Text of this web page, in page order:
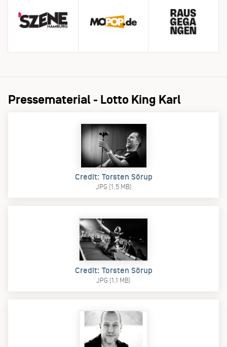
Pressematerial - Lotto King Karl
Credit: Torsten Sörup
JPG (1.5 MB)
Credit: Torsten Sörup
JPG (1.1 MB)